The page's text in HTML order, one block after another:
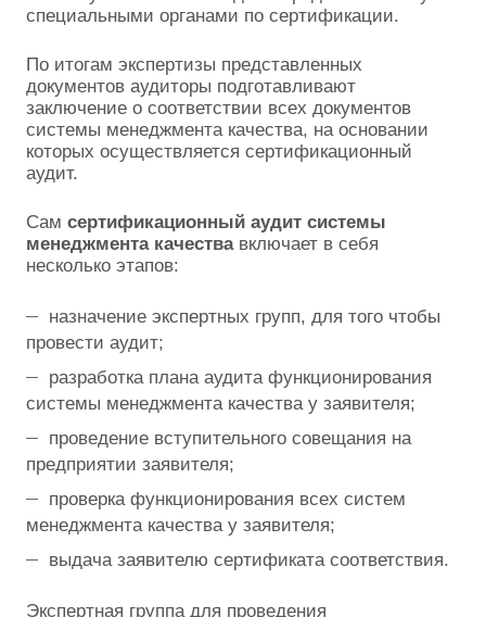
специальными органами по сертификации.
По итогам экспертизы представленных
документов аудиторы подготавливают
заключение о соответствии всех документов
системы менеджмента качества, на основании
которых осуществляется сертификационный
аудит.
Сам сертификационный аудит системы
менеджмента качествавключает в себя
несколько этапов:
назначение экспертных групп, для того чтобы
провести аудит;
разработка плана аудита функционирования
системы менеджмента качества у заявителя;
проведение вступительного совещания на
предприятии заявителя;
проверка функционирования всех систем
менеджмента качества у заявителя;
выдача заявителю сертификата соответствия.
Экспертная группа для проведения